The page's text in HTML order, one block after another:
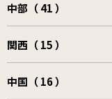
中部（ 41 ）
関西（ 15 ）
中国（ 16 ）